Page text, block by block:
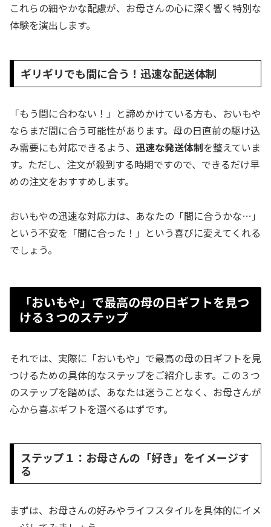
これらの細やかな配慮が、お母さんの心に深く響く特別な
体験を演出します。
ギリギリでも間に合う！迅速な配送体制
「もう間に合わない！」と諦めかけている方も、おいもや
ならまだ間に合う可能性があります。母の日直前の駆け込
み需要にも対応できるよう、 迅速な発送体制を整えていま
す。ただし、注文が殺到する時期ですので、できるだけ早
めの注文をおすすめします。
おいもやの迅速な対応力は、あなたの「間に合うかな…」
という不安を「間に合った！」という喜びに変えてくれる
でしょう。
「おいもや」で最高の母の日ギフトを見つ
ける３つのステップ
それでは、実際に「おいもや」で最高の母の日ギフトを見
つけるための具体的なステップをご紹介します。この３つ
のステップを踏めば、あなたは迷うことなく、お母さんが
心から喜ぶギフトを選べるはずです。
ステップ１：お母さんの「好き」をイメージす
る
まずは、お母さんの好みやライフスタイルを具体的にイメ